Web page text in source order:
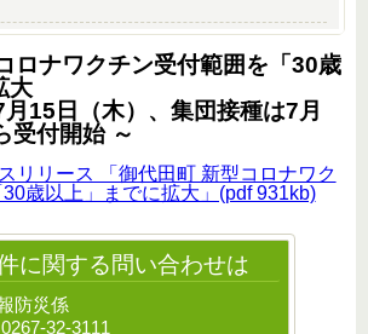
ロナワクチン受付範囲を「30歳
大
15日（木）、集団接種は7月
受付開始 ～
リリース 「御代田町 新型コロナワク
歳以上」までに拡大」(pdf 931kb)
に関する問い合わせは
防災係
32-3111